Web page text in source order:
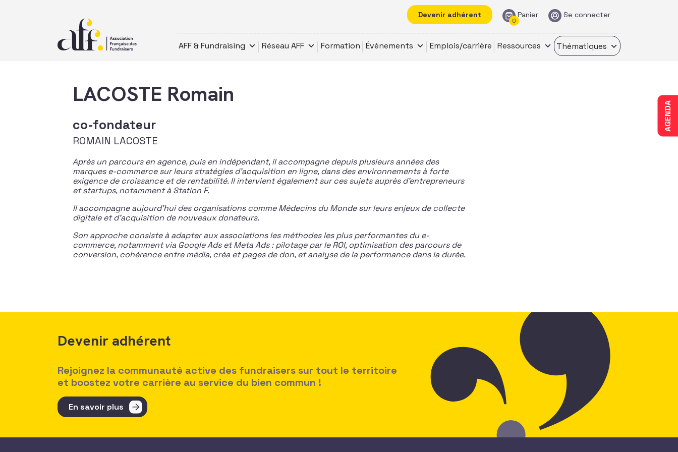
Devenir adhérent Panier
0
Se connecter
AFF & Fundraising Réseau AFF Formation Événements Emplois/carrière Ressources Thématiques
AGENDA
LACOSTE Romain
co-fondateur
ROMAIN LACOSTE
Après un parcours en agence, puis en indépendant, il accompagne depuis plusieurs années des
marques e-commerce sur leurs stratégies d’acquisition en ligne, dans des environnements à forte
exigence de croissance et de rentabilité. Il intervient également sur ces sujets auprès d’entrepreneurs
et startups, notamment à Station F.
Il accompagne aujourd’hui des organisations comme Médecins du Monde sur leurs enjeux de collecte
digitale et d’acquisition de nouveaux donateurs.
Son approche consiste à adapter aux associations les méthodes les plus performantes du e-
commerce, notamment via Google Ads et Meta Ads : pilotage par le ROI, optimisation des parcours de
conversion, cohérence entre média, créa et pages de don, et analyse de la performance dans la durée.
Devenir adhérent
Rejoignez la communauté active des fundraisers sur tout le territoire
et boostez votre carrière au service du bien commun !
En savoir plus